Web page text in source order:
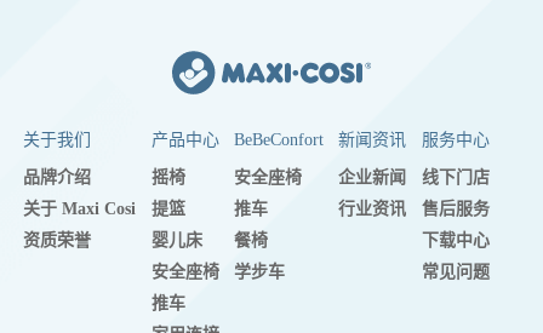
关于我们
品牌介绍
关于 Maxi Cosi
资质荣誉
产品中心
摇椅
提篮
婴儿床
安全座椅
推车
BeBeConfort
安全座椅
推车
餐椅
学步车
新闻资讯
企业新闻
行业资讯
服务中心
线下门店
售后服务
下载中心
常见问题